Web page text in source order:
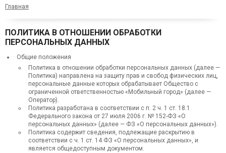
Главная
ПОЛИТИКА В ОТНОШЕНИИ ОБРАБОТКИ
ПЕРСОНАЛЬНЫХ ДАННЫХ
Общие положения
Политика в отношении обработки персональных данных (далее —
Политика) направлена на защиту прав и свобод физических лиц,
персональные данные которых обрабатывает Общество с
ограниченной ответственностью «Мобильный город» (далее —
Оператор).
Политика разработана в соответствии с п. 2 ч. 1 ст. 18.1
Федерального закона от 27 июля 2006 г. № 152-ФЗ «О
персональных данных» (далее — ФЗ «О персональных данных»).
Политика содержит сведения, подлежащие раскрытию в
соответствии с ч. 1 ст. 14 ФЗ «О персональных данных», и
является общедоступным документом.